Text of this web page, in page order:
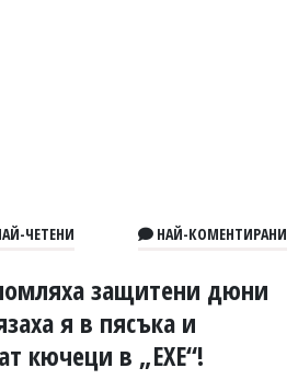
ЧЕТЕНИ НАЙ-КОМЕНТИРАНИ
защитени дюни
я в пясъка и
кючеци в „EXE“!